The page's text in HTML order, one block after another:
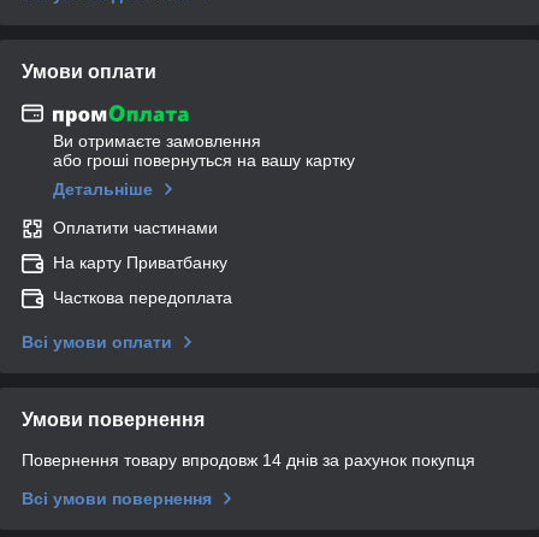
Умови оплати
Ви отримаєте замовлення
або гроші повернуться на вашу картку
Детальніше
Оплатити частинами
На карту Приватбанку
Часткова передоплата
Всі умови оплати
Умови повернення
Повернення товару впродовж 14 днів за рахунок покупця
Всі умови повернення